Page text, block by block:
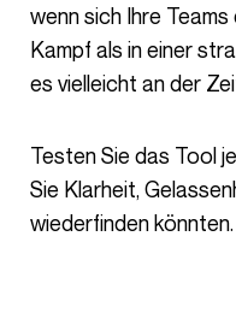
wenn sich Ihre
Kampf als in einer
es vielleicht an der
Testen Sie das Tool jetzt und sehen Sie, wie auch
Sie Klarheit,
wiederfinden könnten.